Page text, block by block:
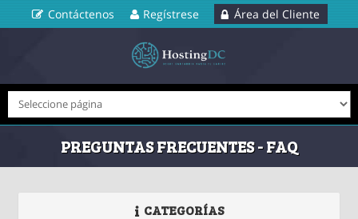
Contáctenos Regístrese Área del Cliente
PREGUNTAS FRECUENTES - FAQ
CATEGORÍAS